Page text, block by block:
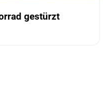
gestürzt